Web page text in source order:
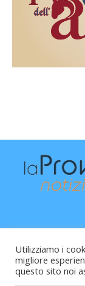
Raffaele Vitali
Utilizziamo i
migliore
questo sito noi